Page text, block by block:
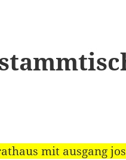
mit ausgang